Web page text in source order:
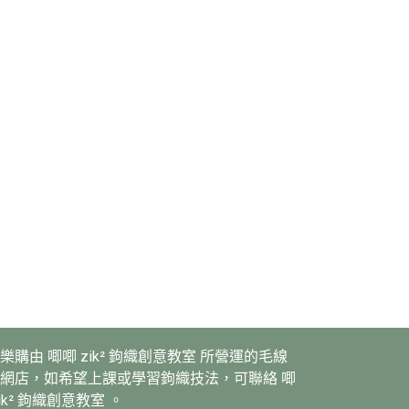
購由 唧唧 zik² 鉤織創意教室 所營運的毛線
店，如希望上課或學習鉤織技法，可聯絡 唧
鉤織創意教室 。